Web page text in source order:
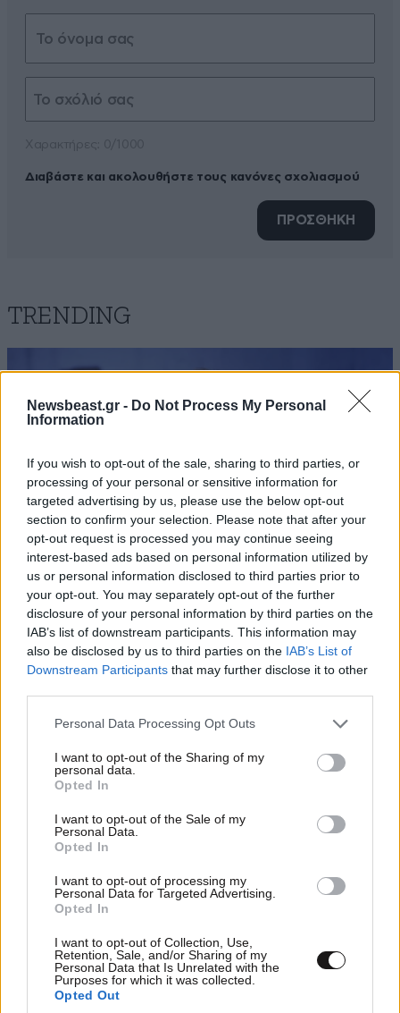
Newsbeast.gr - Do Not Process My Personal
Information
If you wish to opt-out of the sale, sharing to third parties, or
processing of your personal or sensitive information for
targeted advertising by us, please use the below opt-out
section to confirm your selection. Please note that after your
opt-out request is processed you may continue seeing
interest-based ads based on personal information utilized by
us or personal information disclosed to third parties prior to
your opt-out. You may separately opt-out of the further
disclosure of your personal information by third parties on the
IAB’s list of downstream participants. This information may
also be disclosed by us to third parties on the IAB’s List of
Downstream Participants that may further disclose it to other
Please note that this website/app uses one or more Google
not limited to your visit or usage behaviour. You may click to
grant or deny consent to Google and its third-party tags to
use your data for below specified purposes in below Google
consent section.
Personal Data Processing Opt Outs
I want to opt-out of the Sharing of my
personal data.
Opted In
I want to opt-out of the Sale of my
Personal Data.
Opted In
I want to opt-out of processing my
Personal Data for Targeted Advertising.
Opted In
I want to opt-out of Collection, Use,
Retention, Sale, and/or Sharing of my
Personal Data that Is Unrelated with the
Purposes for which it was collected.
Opted Out
Διαβάστε και ακολουθήστε τους κανόνες σχολιασμού
ΠΡΟΣΘΗΚΗ
TRENDING
LIFESTYLE06·08·2026 16:11
Βλαδίμηρος Κυριακίδης: «Δεν πιστεύω στον
Θεό, είναι δημιούργημα του ανθρώπου»